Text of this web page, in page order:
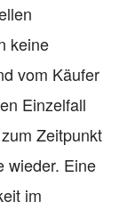
keine
vom Käufer
Einzelfall
Zeitpunkt
wieder. Eine
im